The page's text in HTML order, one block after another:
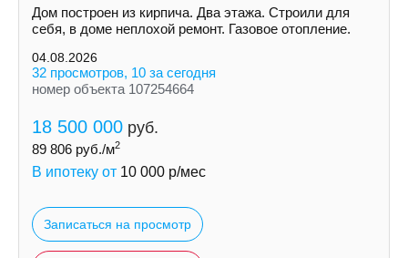
Дом построен из кирпича. Два этажа. Строили для
себя, в доме неплохой ремонт. Газовое отопление.
04.08.2026
32 просмотров, 10 за сегодня
номер объекта 107254664
18 500 000 руб.
89 806 руб./м2
В ипотеку от 10 000 р/мес
Записаться на просмотр